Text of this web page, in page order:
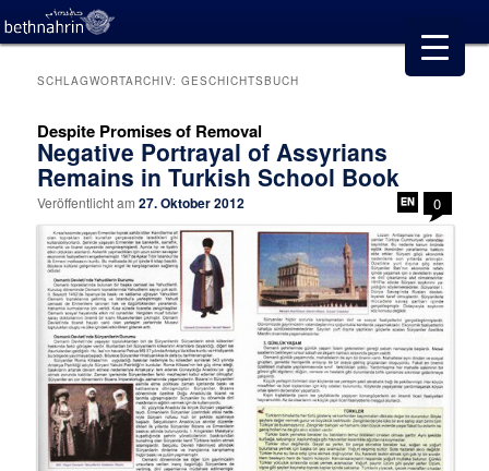
SCHLAGWORTARCHIV:GESCHICHTSBUCH
Despite Promises of Removal
Negative Portrayal of Assyrians
Remains in Turkish School Book
Veröffentlicht am27. Oktober 2012 0